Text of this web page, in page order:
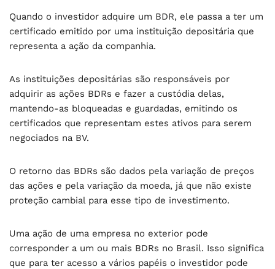
Quando o investidor adquire um BDR, ele passa a ter um
certificado emitido por uma instituição depositária que
representa a ação da companhia.
As instituições depositárias são responsáveis por
adquirir as ações BDRs e fazer a custódia delas,
mantendo-as bloqueadas e guardadas, emitindo os
certificados que representam estes ativos para serem
negociados na BV.
O retorno das BDRs são dados pela variação de preços
das ações e pela variação da moeda, já que não existe
proteção cambial para esse tipo de investimento.
Uma ação de uma empresa no exterior pode
corresponder a um ou mais BDRs no Brasil. Isso significa
que para ter acesso a vários papéis o investidor pode